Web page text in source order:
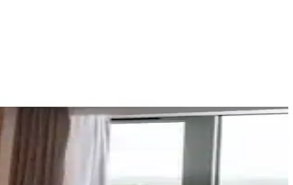
ve konfor katmanları, ambalaj ve stok durumu ile tarafsız biçimde